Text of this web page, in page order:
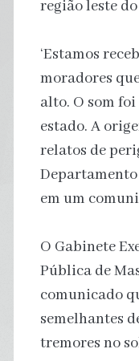
região leste
‘Estamos
moradores
alto. O som
estado. A
relatos de
em um
O Gabinete
Pública de
comunicado
semelhantes
tremores no